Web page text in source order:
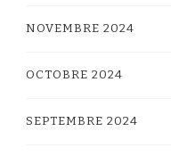
NOVEMBRE 2024
OCTOBRE 2024
SEPTEMBRE 2024